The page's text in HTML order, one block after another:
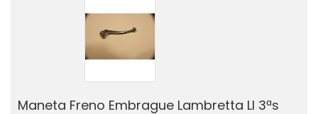
Maneta Freno Embrague Lambretta LI 3ªs